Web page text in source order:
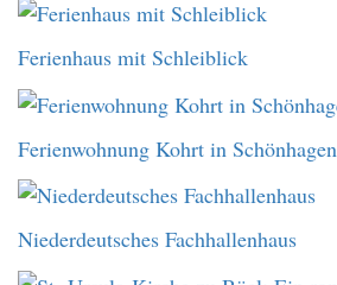
Ferienhaus mit Schleiblick
Ferienwohnung Kohrt in Schönhagen
Niederdeutsches Fachhallenhaus